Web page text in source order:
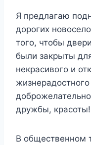
Я предлагаю
дорогих
того, чтобы
были закрыты
некрасивого и
дружбы, красоты!
В общественном